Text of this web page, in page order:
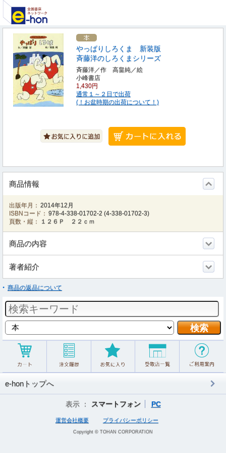
やっぱりしろくま 新装版
斉藤洋のしろくまシリーズ
斉藤洋／作 高畠純／絵
小峰書店
1,430円
通常１～２日で出荷
(！お盆時期の出荷について！)
商品情報
出版年月： 2014年12月
ISBNコード： 978-4-338-01702-2 (4-338-01702-3)
頁数・縦：
１２６Ｐ ２２ｃｍ
商品の内容
著者紹介
商品の返品について
e-honトップへ
表示 ： スマートフォン PC
運営会社概要 プライバシーポリシー
Copyright © TOHAN CORPORATION